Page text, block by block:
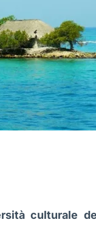
culturale